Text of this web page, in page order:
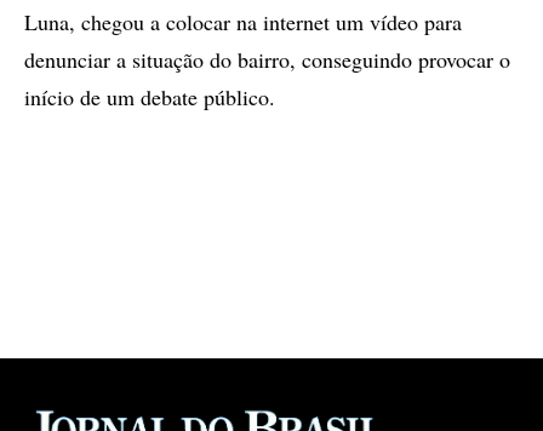
Luna, chegou a colocar na internet um vídeo para
denunciar a situação do bairro, conseguindo provocar o
início de um debate público.